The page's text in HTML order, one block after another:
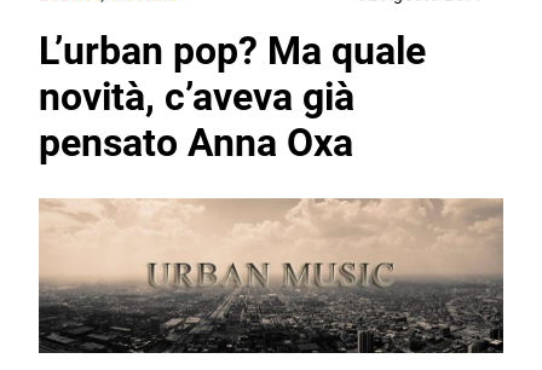
L’urban pop? Ma quale
novità, c’aveva già
pensato Anna Oxa